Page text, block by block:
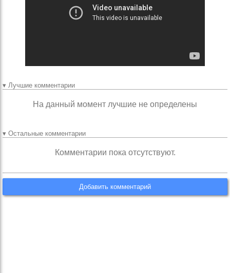
▾ Лучшие комментарии
На данный момент лучшие не определены
▾ Остальные комментарии
Комментарии пока отсутствуют.
Добавить комментарий